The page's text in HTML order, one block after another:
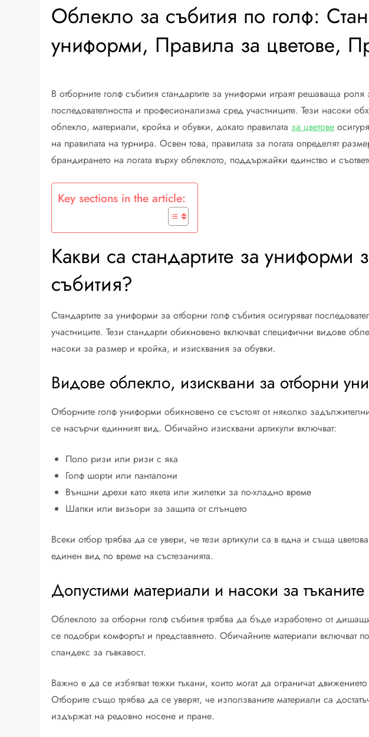
Облекло за събития по голф:
униформи, Правила за цветове,
В отборните голф събития стандартите за униформи играят решаваща
последователността и професионализма сред участниците. Тези насоки
облекло, материали, кройка и обувки, докато правилата за цветове
на правилата на турнира. Освен това, правилата за логата определят
брандирането на логата върху облеклото, поддържайки единство и
Key sections in the article:
Какви са стандартите за униформи
събития?
Стандартите за униформи за отборни голф събития осигуряват
участниците. Тези стандарти обикновено включват специфични видове
насоки за размер и кройка, и изисквания за обувки.
Видове облекло, изисквани за отборни
Отборните голф униформи обикновено се състоят от няколко
се насърчи единният вид. Обичайно изисквани артикули включват:
Поло ризи или ризи с яка
Голф шорти или панталони
Външни дрехи като якета или жилетки за по-хладно време
Шапки или визьори за защита от слънцето
Всеки отбор трябва да се увери, че тези артикули са в една и съща
единен вид по време на състезанията.
Допустими материали и насоки за тъканите
Облеклото за отборни голф събития трябва да бъде изработено от
се подобри комфортът и представянето. Обичайните материали включват
спандекс за гъвкавост.
Важно е да се избягват тежки тъкани, които могат да ограничат
Отборите също трябва да се уверят, че използваните материали са
издържат на редовно носене и пране.